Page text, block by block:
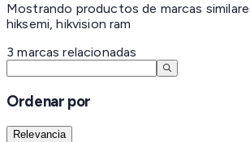
Mostrando productos de marcas
hiksemi, hikvision ram
3 marcas relacionadas
Ordenar por
Relevancia